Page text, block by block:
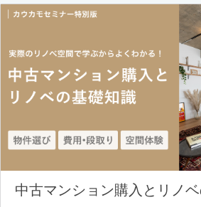
中古マンション購入とリノ